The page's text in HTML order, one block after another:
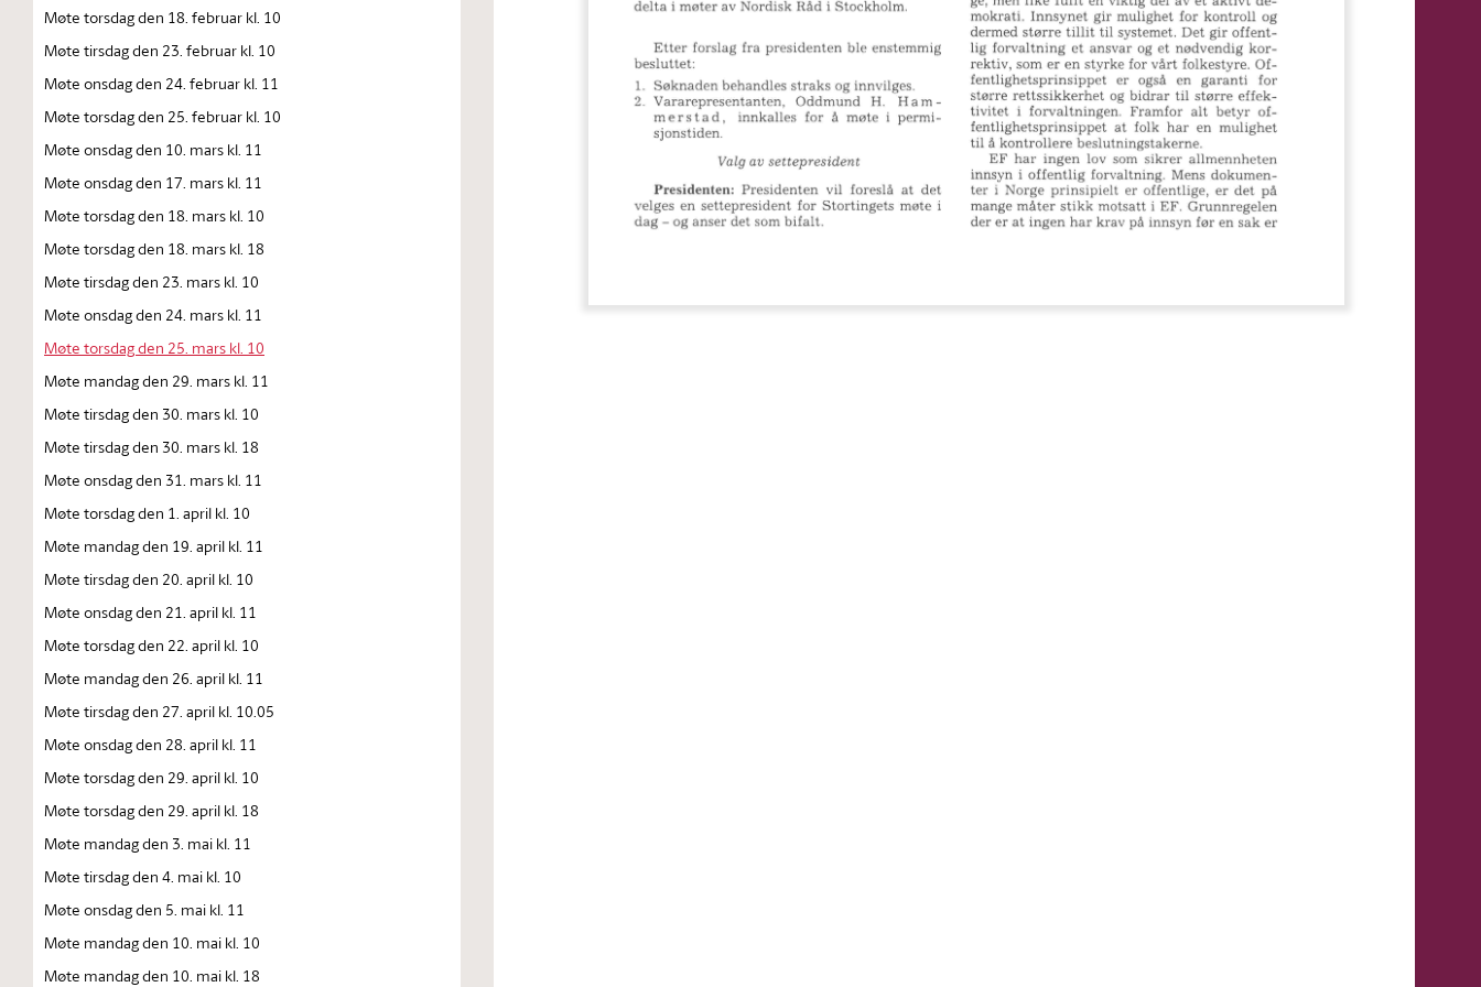
Møte torsdag den 18. februar kl. 10
Møte tirsdag den 23. februar kl. 10
Møte onsdag den 24. februar kl. 11
Møte torsdag den 25. februar kl. 10
Møte onsdag den 10. mars kl. 11
Møte onsdag den 17. mars kl. 11
Møte torsdag den 18. mars kl. 10
Møte torsdag den 18. mars kl. 18
Møte tirsdag den 23. mars kl. 10
Møte onsdag den 24. mars kl. 11
Møte torsdag den 25. mars kl. 10
Møte mandag den 29. mars kl. 11
Møte tirsdag den 30. mars kl. 10
Møte tirsdag den 30. mars kl. 18
Møte onsdag den 31. mars kl. 11
Møte torsdag den 1. april kl. 10
Møte mandag den 19. april kl. 11
Møte tirsdag den 20. april kl. 10
Møte onsdag den 21. april kl. 11
Møte torsdag den 22. april kl. 10
Møte mandag den 26. april kl. 11
Møte tirsdag den 27. april kl. 10.05
Møte onsdag den 28. april kl. 11
Møte torsdag den 29. april kl. 10
Møte torsdag den 29. april kl. 18
Møte mandag den 3. mai kl. 11
Møte tirsdag den 4. mai kl. 10
Møte onsdag den 5. mai kl. 11
Møte mandag den 10. mai kl. 10
Møte mandag den 10. mai kl. 18